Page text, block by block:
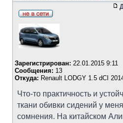
Зарегистрирован: 22.01.2015 9:11
Сообщения: 13
Откуда: Renault LODGY 1.5 dCI
Что-то практичность и
ткани обивки сидений у
сомнения. На китайском